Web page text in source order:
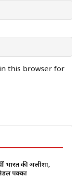
this browser for
भारत की अलीशा,
पक्का